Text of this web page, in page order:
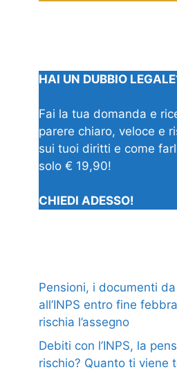
HAI UN DUBBIO
Fai la tua domanda e
parere chiaro, veloce e
sui tuoi diritti e come
solo € 19,90!
CHIEDI ADESSO!
Pensioni, i documenti
all’INPS entro fine
rischia l’assegno
Debiti con l’INPS, la
rischio? Quanto ti viene